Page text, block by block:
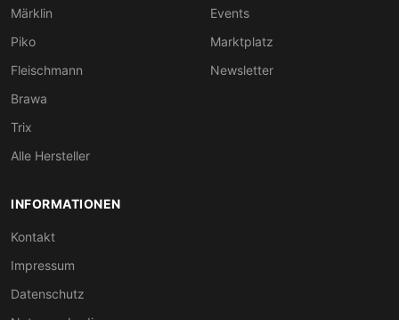
Märklin
Piko
Fleischmann
Brawa
Trix
Alle Hersteller
Events
Marktplatz
Newsletter
INFORMATIONEN
Kontakt
Impressum
Datenschutz